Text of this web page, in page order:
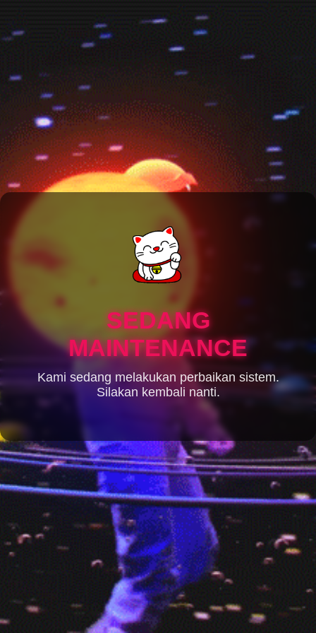
SEDANG
MAINTENANCE
Kami sedang melakukan perbaikan sistem.
Silakan kembali nanti.